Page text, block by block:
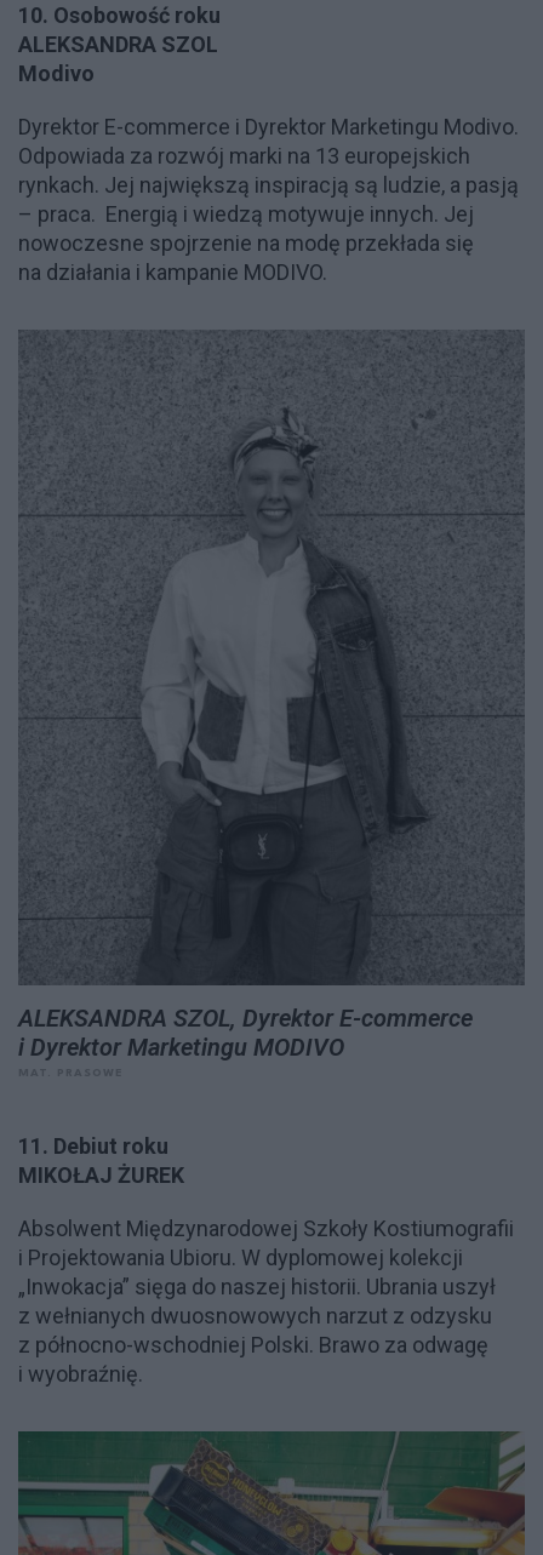
10. Osobowość roku
ALEKSANDRA SZOL
Modivo
Dyrektor E-commerce i Dyrektor Marketingu Modivo.
Odpowiada za rozwój marki na 13 europejskich
rynkach. Jej największą inspiracją są ludzie, a pasją
– praca. Energią i wiedzą motywuje innych. Jej
nowoczesne spojrzenie na modę przekłada się
na działania i kampanie MODIVO.
ALEKSANDRA SZOL, Dyrektor E-commerce
i Dyrektor Marketingu MODIVO
11. Debiut roku
MIKOŁAJ ŻUREK
Absolwent Międzynarodowej Szkoły Kostiumografii
i Projektowania Ubioru. W dyplomowej kolekcji
„Inwokacja” sięga do naszej historii. Ubrania uszył
z wełnianych dwuosnowowych narzut z odzysku
z północno-wschodniej Polski. Brawo za odwagę
i wyobraźnię.